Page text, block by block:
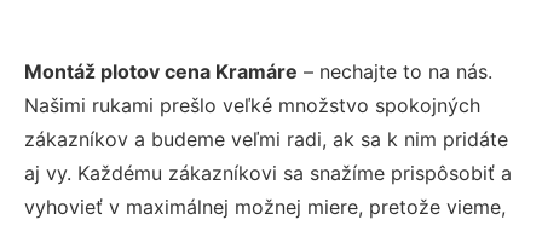
Montáž plotov cena Kramáre – nechajte to na nás.
Našimi rukami prešlo veľké množstvo spokojných
zákazníkov a budeme veľmi radi, ak sa k nim pridáte
aj vy. Každému zákazníkovi sa snažíme prispôsobiť a
vyhovieť v maximálnej možnej miere, pretože vieme,